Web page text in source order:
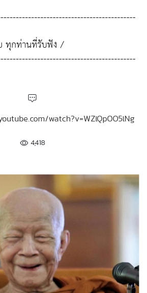
ทุกท่านที่รับฟัง /
watch?v=WZlQpOO5lNg
4,418